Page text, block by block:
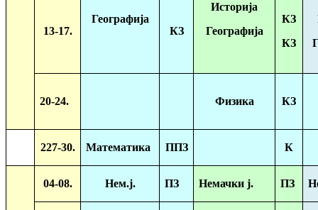
13-17.
Географија
КЗ
Историја
Географија
КЗ
КЗ
20-24. Физика КЗ
227-30. Математика ППЗ К
04-08. Нем.ј. ПЗ Немачки ј. ПЗ